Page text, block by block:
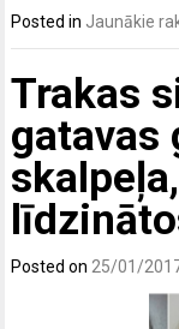
Posted in Jaunākie
Trakas
gatavas
Posted on 25/01/